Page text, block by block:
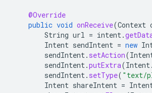
@Override
public void onReceive(Context
String url = intent.
Intent sendIntent = new
sendIntent. setAction(
sendIntent.putExtra(Intent.
sendIntent. setType( "text/
Intent shareIntent =